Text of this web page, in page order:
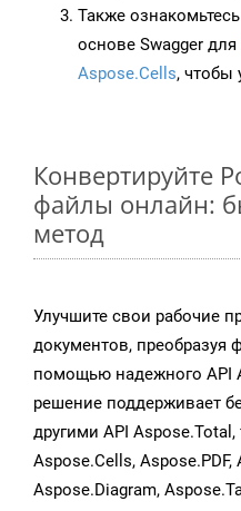
Также
основе Swagger для
Aspose.Cells, чтобы
Конвертируйте
файлы онлайн:
метод
Улучшите свои рабочие
документов, преобразуя
помощью надежного API
решение поддерживает
другими API
Aspose.Cells, Aspose.PDF,
Aspose.Diagram,